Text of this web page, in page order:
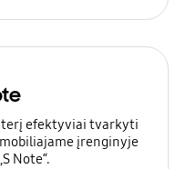
efektyviai tvarkyti
įrenginyje
Note“.